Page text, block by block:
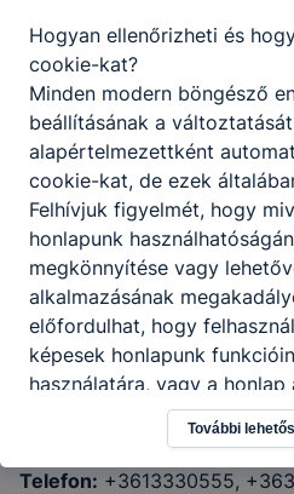
Logisztikai és
Szakképző Iskola
1087 Budapest, Szörény
Telefon: +3613330555,
Hogyan ellenőrizheti és
cookie-kat?
Minden modern böngésző
beállításának a
alapértelmezettként
cookie-kat, de ezek
Felhívjuk figyelmét, hogy
honlapunk
megkönnyítése vagy
alkalmazásának
előfordulhat, hogy
képesek honlapunk
használatára, vagy a
fog működni
További